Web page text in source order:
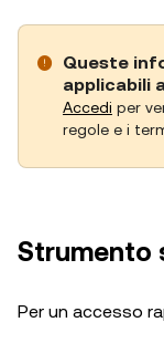
Queste
applicabili
Accedi per
regole e i
Strumento
Per un accesso